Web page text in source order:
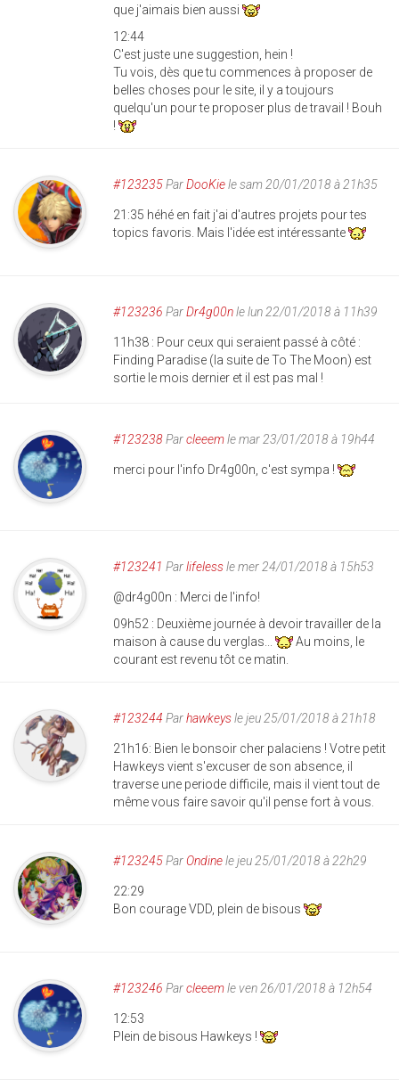
que j'aimais bien aussi
12:44
C'est juste une suggestion, hein !
Tu vois, dès que tu commences à proposer de
belles choses pour le site, il y a toujours
quelqu'un pour te proposer plus de travail ! Bouh
!
#123235ParDooKiele sam 20/01/2018 à 21h35
21:35 héhé en fait j'ai d'autres projets pour tes
topics favoris. Mais l'idée est intéressante
#123236 ParDr4g00nle lun 22/01/2018 à 11h39
11h38 : Pour ceux qui seraient passé à côté :
Finding Paradise (la suite de To The Moon) est
sortie le mois dernier et il est pas mal !
#123238Parcleeemle mar 23/01/2018 à 19h44
merci pour l'info Dr4g00n, c'est sympa !
#123241 Parlifelessle mer 24/01/2018 à 15h53
@dr4g00n : Merci de l'info!
09h52 : Deuxième journée à devoir travailler de la
maison à cause du verglas...
Au moins, le
courant est revenu tôt ce matin.
#123244 Parhawkeysle jeu 25/01/2018 à 21h18
21h16: Bien le bonsoir cher palaciens ! Votre petit
Hawkeys vient s'excuser de son absence, il
traverse une periode difficile, mais il vient tout de
même vous faire savoir qu'il pense fort à vous.
#123245ParOndinele jeu 25/01/2018 à 22h29
22:29
Bon courage VDD, plein de bisous
#123246 Parcleeemle ven 26/01/2018 à 12h54
12:53
Plein de bisous Hawkeys !